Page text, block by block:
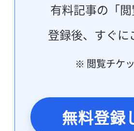
有料記事の「
登録後、すぐ
※ 閲覧チケ
無料登録